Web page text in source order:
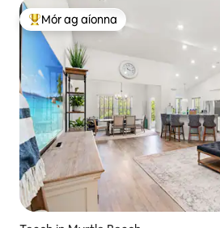
An-mhór ag aíonna
Mór ag aíonna